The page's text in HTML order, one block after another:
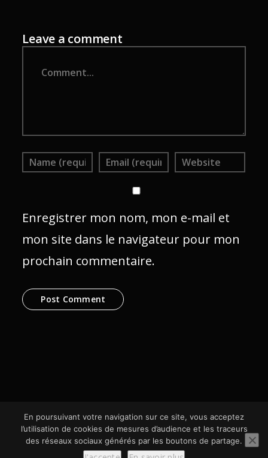
Leave a comment
Enregistrer mon nom, mon e-mail et
mon site dans le navigateur pour mon
prochain commentaire.
© SCom Multimédia 2024
En poursuivant votre navigation sur ce site, vous acceptez
l’utilisation de cookies de mesures d’audience et les traceurs
des réseaux sociaux générés par les boutons de partage.